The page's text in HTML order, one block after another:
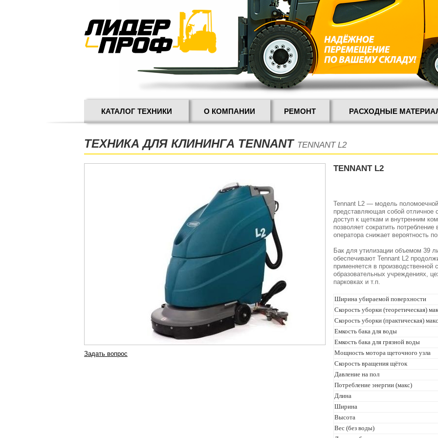
КАТАЛОГ ТЕХНИКИ О КОМПАНИИ РЕМОНТ РАСХОДНЫЕ
ТЕХНИКА ДЛЯ КЛИНИНГА TENNANT TENNANT L2
Задать вопрос
TENNANT L2
Tennant L2 — модель
представляющая собой отличное
доступ к щеткам и внутренним
позволяет сократить
оператора снижает вероятность
Бак для утилизации объемом 39
обеспечивают Tennant L2
применяется в
образовательных учреждениях,
парковках и т.п.
Ширина убираемой поверхности
Скорость уборки (теоретическая)
Скорость уборки (практическая)
Емкость бака для воды
Емкость бака для грязной воды
Мощность мотора щеточного узла
Скорость вращения щёток
Давление на пол
Потребление энергии (макс)
Длина
Ширина
Высота
Вес (без воды)